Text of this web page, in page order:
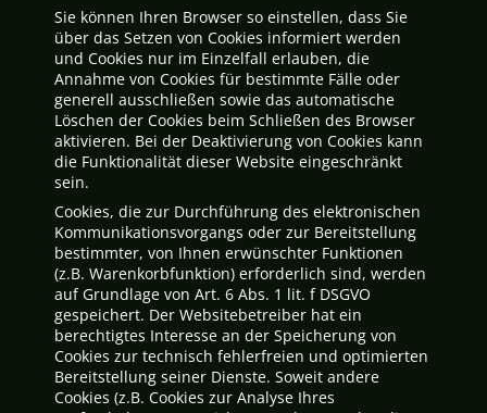
Sie können Ihren Browser so einstellen, dass Sie
über das Setzen von Cookies informiert werden
und Cookies nur im Einzelfall erlauben, die
Annahme von Cookies für bestimmte Fälle oder
generell ausschließen sowie das automatische
Löschen der Cookies beim Schließen des Browser
aktivieren. Bei der Deaktivierung von Cookies kann
die Funktionalität dieser Website eingeschränkt
sein.
Cookies, die zur Durchführung des elektronischen
Kommunikationsvorgangs oder zur Bereitstellung
bestimmter, von Ihnen erwünschter Funktionen
(z.B. Warenkorbfunktion) erforderlich sind, werden
auf Grundlage von Art. 6 Abs. 1 lit. f DSGVO
gespeichert. Der Websitebetreiber hat ein
berechtigtes Interesse an der Speicherung von
Cookies zur technisch fehlerfreien und optimierten
Bereitstellung seiner Dienste. Soweit andere
Cookies (z.B. Cookies zur Analyse Ihres